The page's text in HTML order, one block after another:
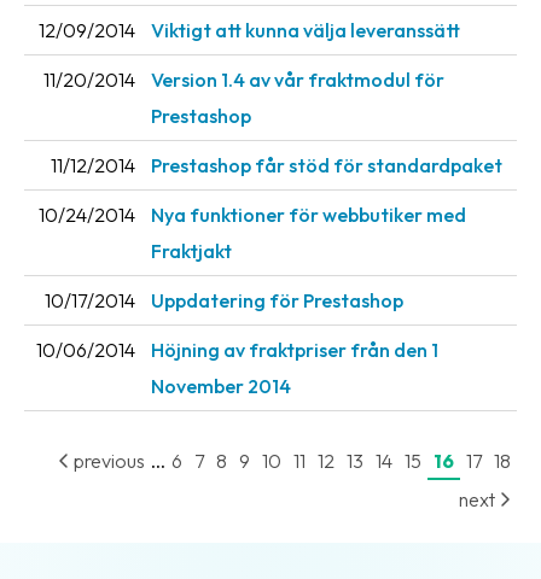
12/09/2014 Viktigt att kunna välja leveranssätt
11/20/2014
Version 1.4 av vår fraktmodul för
Prestashop
11/12/2014 Prestashop får stöd för standardpaket
10/24/2014
Nya funktioner för webbutiker med
Fraktjakt
10/17/2014 Uppdatering för Prestashop
10/06/2014
Höjning av fraktpriser från den 1
November 2014
previous ... 6 7 8 9 10 11 12 13 14 15 16 17 18
next